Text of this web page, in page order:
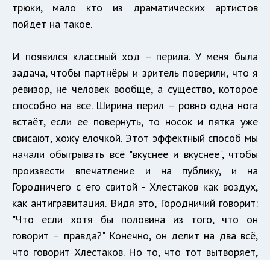
трюки, мало кто из драматических артистов
пойдет на такое.
И появился классный ход – перила. У меня была
задача, чтобы партнёры и зритель поверили, что я
ревизор, не человек вообще, а существо, которое
способно на все. Ширина перил – ровно одна нога
встаёт, если ее повернуть, то носок и пятка уже
свисают, хожу ёлочкой. Этот эффектный способ мы
начали обыгрывать всё "вкуснее и вкуснее", чтобы
произвести впечатление и на публику, и на
Городничего с его свитой - Хлестаков как воздух,
как антигравитация. Видя это, Городничий говорит:
"Что если хотя бы половина из того, что он
говорит – правда?" Конечно, он делит на два всё,
что говорит Хлестаков. Но то, что тот вытворяет,